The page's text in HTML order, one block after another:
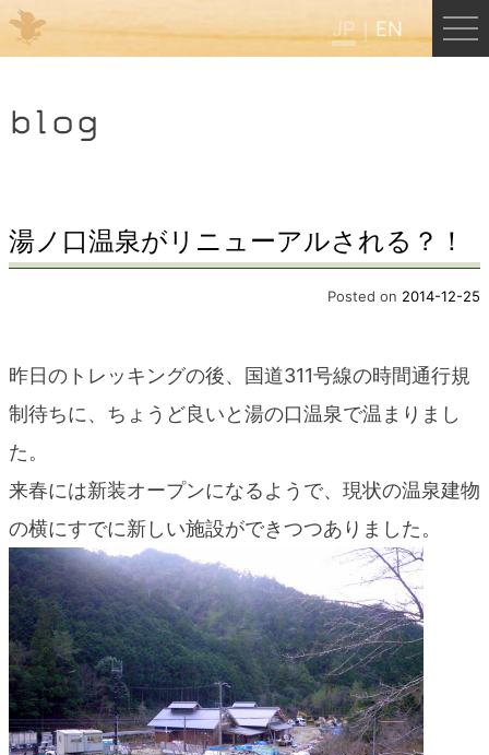
JP EN
HOME
くまのバックパッカーズ
blog
blog
湯ノ口温泉がリニューアルされる？！
Posted on 2014-12-25
昨日のトレッキングの後、国道311号線の時間通行規
制待ちに、ちょうど良いと湯の口温泉で温まりまし
た。
来春には新装オープンになるようで、現状の温泉建物
の横にすでに新しい施設ができつつありました。